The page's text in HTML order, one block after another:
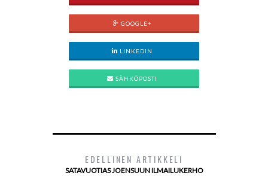
GOOGLE+
LINKEDIN
SÄHKÖPOSTI
EDELLINEN ARTIKKELI
SATAVUOTIAS JOENSUUN ILMAILUKERHO